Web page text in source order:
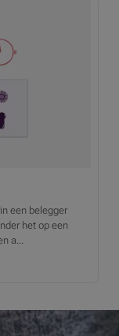
een belegger
het op een
a...